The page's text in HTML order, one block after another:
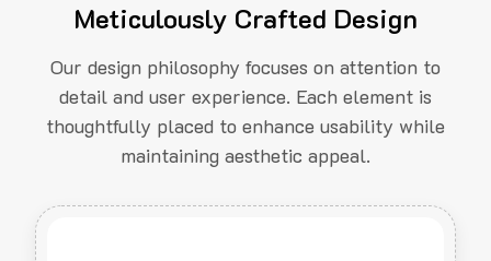
Meticulously Crafted Design
Our design philosophy focuses on attention to
detail and user experience. Each element is
thoughtfully placed to enhance usability while
maintaining aesthetic appeal.